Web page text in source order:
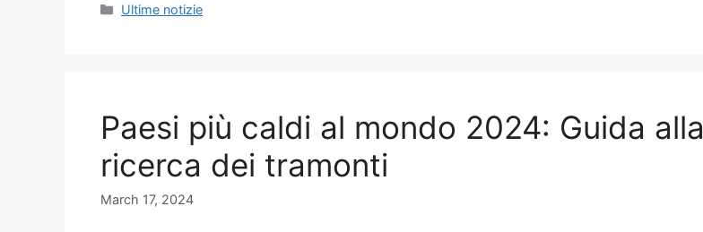
Categories
Ultime notizie
Paesi più caldi al mondo 2024: Guida alla
ricerca dei tramonti
March 17, 2024